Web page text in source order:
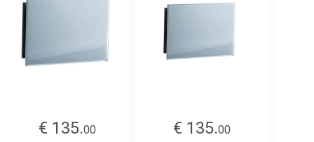
€ 135.00
€ 135.00